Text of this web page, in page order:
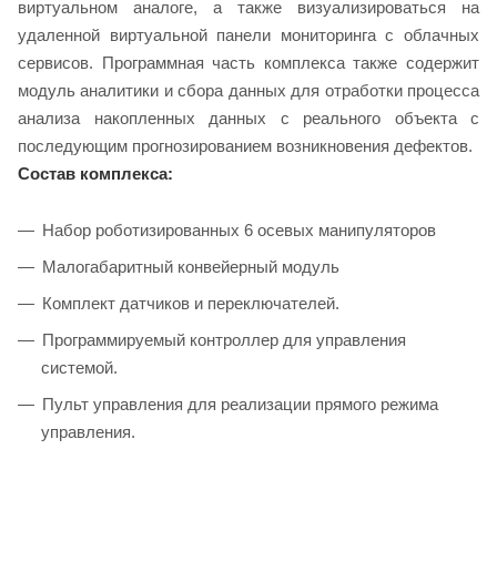
виртуальном аналоге, а также визуализироваться на
удаленной виртуальной панели мониторинга с облачных
сервисов. Программная часть комплекса также содержит
модуль аналитики и сбора данных для отработки процесса
анализа накопленных данных с реального объекта с
последующим прогнозированием возникновения дефектов.
Состав комплекса:
Набор роботизированных 6 осевых манипуляторов
Малогабаритный конвейерный модуль
Комплект датчиков и переключателей.
Программируемый контроллер для управления
системой.
Пульт управления для реализации прямого режима
управления.